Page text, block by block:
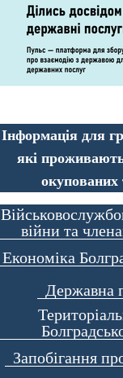
Інформація для
які
окупованих
війни та
Економіка
Державна
Запобігання